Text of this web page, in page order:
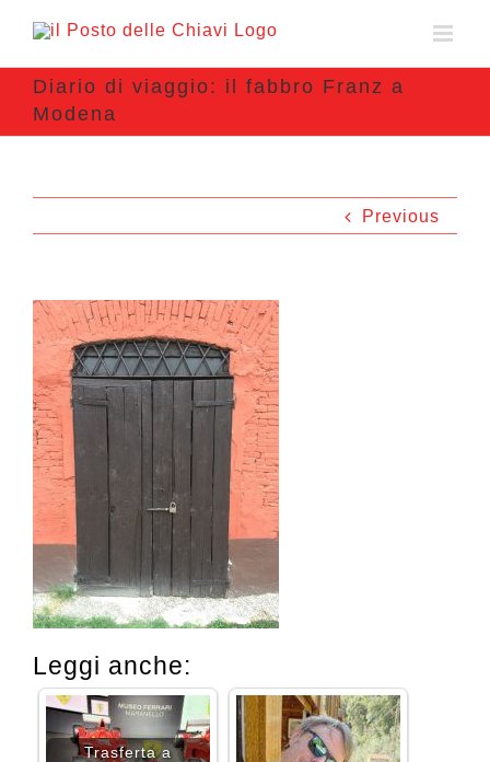
Diario di viaggio: il fabbro Franz a
Modena
Previous
Leggi anche:
Trasferta a